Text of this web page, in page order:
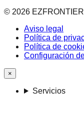
© 2026
Aviso legal
Política de
Política de
Configuración
×
Servicios